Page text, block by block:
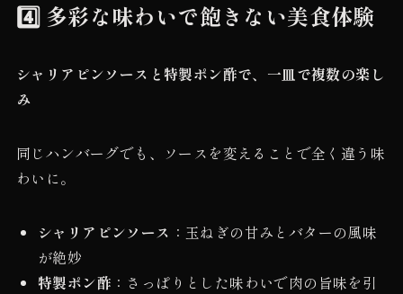
4️⃣ 多彩な味わいで飽きない美食体験
シャリアピンソースと特製ポン酢で、一皿で複数の楽し
み
同じハンバーグでも、ソースを変えることで全く違う味
わいに。
シャリアピンソース ：玉ねぎの甘みとバターの風味
が絶妙
特製ポン酢 ：さっぱりとした味わいで肉の旨味を引